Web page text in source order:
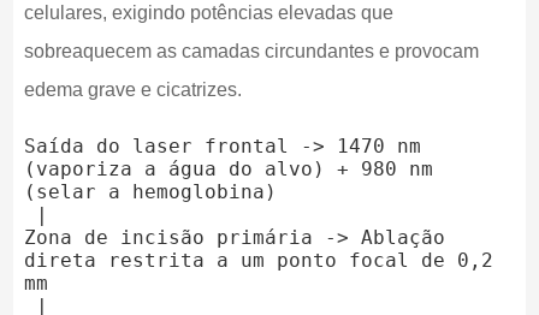
celulares, exigindo potências elevadas que
sobreaquecem as camadas circundantes e provocam
edema grave e cicatrizes.
Saída do laser frontal -> 1470 nm
(vaporiza a água do alvo) + 980 nm
(selar a hemoglobina)
Zona de incisão primária -> Ablação
direta restrita a um ponto focal de 0,2
mm